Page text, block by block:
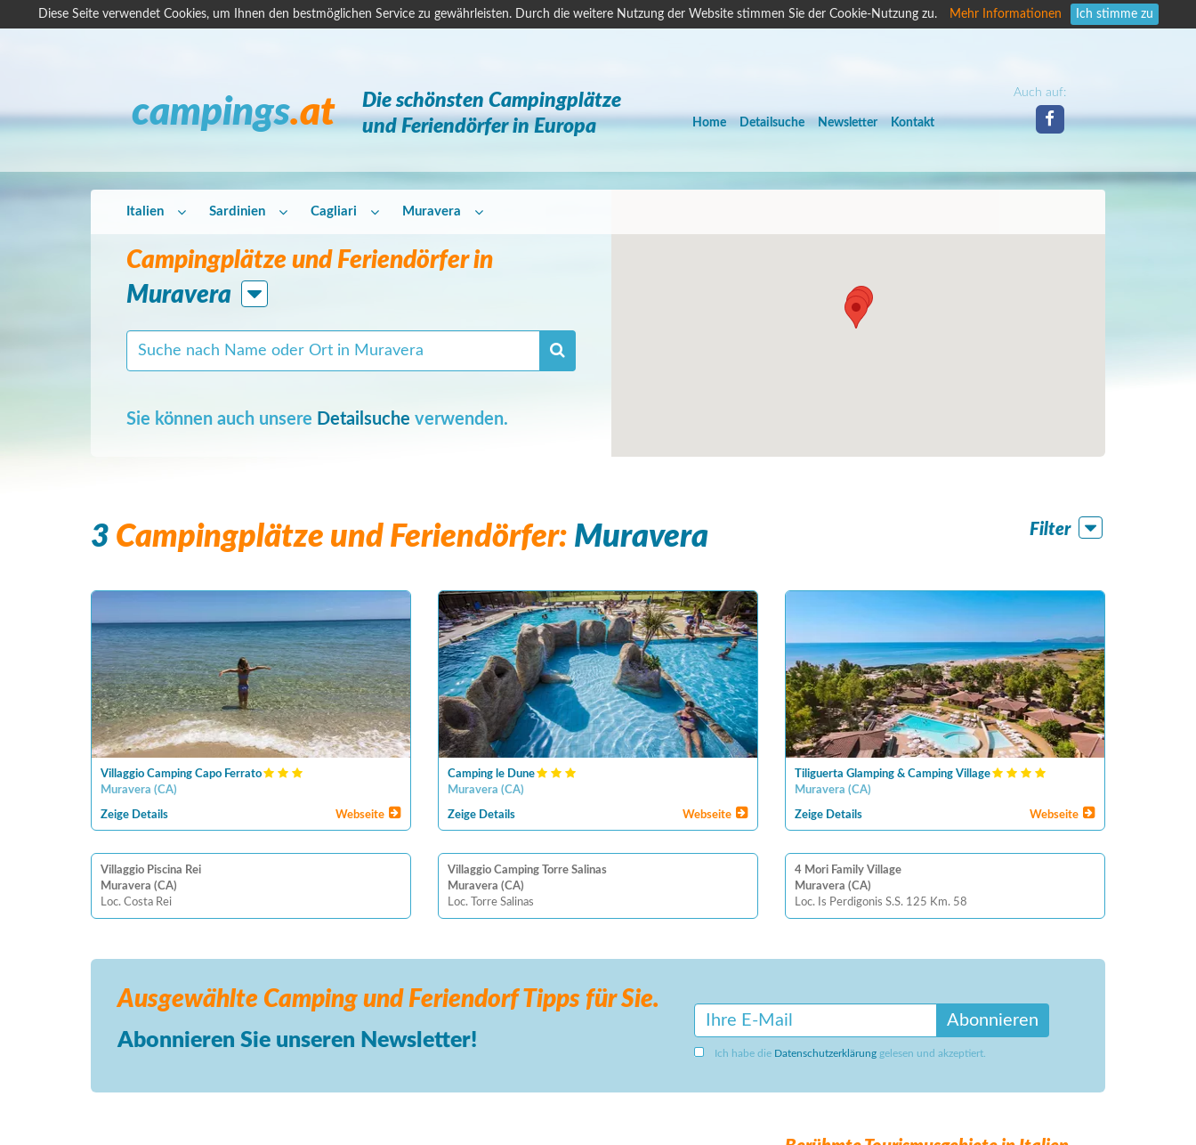
Diese Seite verwendet Cookies, um Ihnen den bestmöglichen Service zu gewährleisten. Durch die weitere Nutzung der Website stimmen Sie der Cookie-Nutzung zu. Mehr Informationen Ich stimme zu
campings.at
Die schönsten Campingplätze
und Feriendörfer in Europa
Home Detailsuche Newsletter Kontakt
Auch auf:
Campingplätze und Feriendörfer in
Muravera
Sie können auch unsere Detailsuche verwenden.
Italien Sardinien Cagliari Muravera
3 Campingplätze und Feriendörfer: Muravera Filter
Villaggio Camping Capo Ferrato
Muravera (CA)
Zeige Details Webseite
Camping le Dune
Muravera (CA)
Zeige Details Webseite
Tiliguerta Glamping & Camping Village
Muravera (CA)
Zeige Details Webseite
Villaggio Piscina Rei
Muravera (CA)
Loc. Costa Rei
Villaggio Camping Torre Salinas
Muravera (CA)
Loc. Torre Salinas
4 Mori Family Village
Muravera (CA)
Loc. Is Perdigonis S.S. 125 Km. 58
Ausgewählte Camping und FeriendorfTipps für Sie.
Abonnieren Sie unseren Newsletter!
Abonnieren
Ich habe die Datenschutzerklärunggelesen und akzeptiert.